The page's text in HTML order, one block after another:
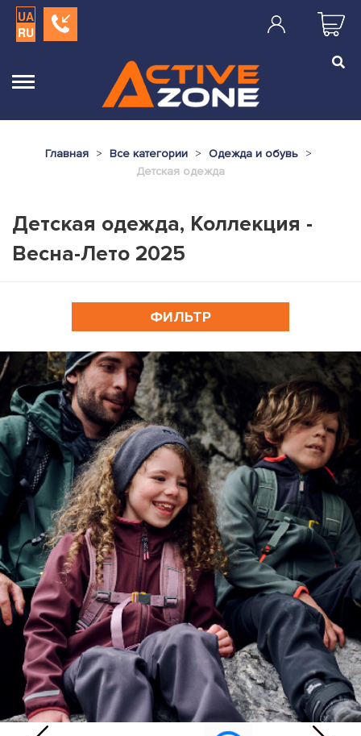
UA
RU
Главная Все категории
Одежда и обувь
Детская одежда
Детская одежда, Коллекция -
Весна-Лето 2025
ФИЛЬТР